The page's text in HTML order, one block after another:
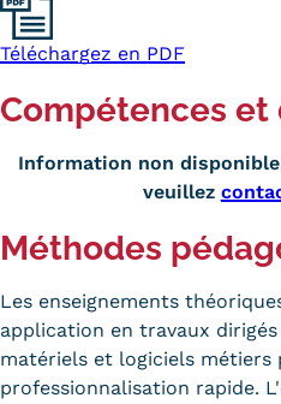
Erasmus
Règlement
Modalités
Tarifs
Téléchargez en PDF
Compétences et
Information non
veuillez
Méthodes
Les enseignements
application en travaux
matériels et logiciels
professionnalisation rapide.